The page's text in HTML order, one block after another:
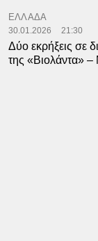
ΕΛΛΑΔΑ
30.01.2026 21:30
Δύο εκρήξεις σε
της «Βιολάντα» –